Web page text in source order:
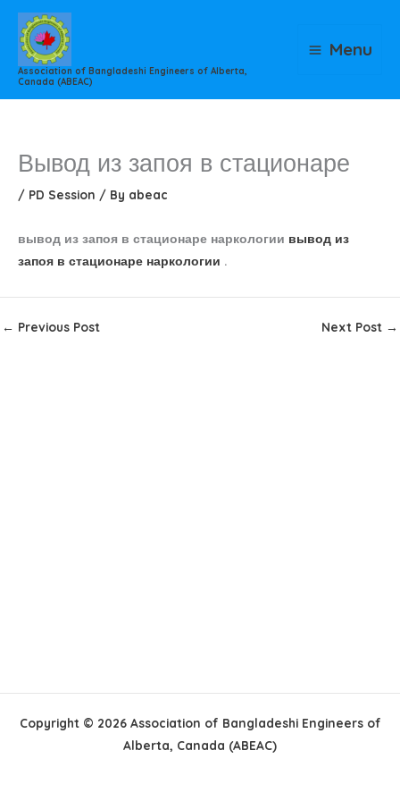
Skip
content
Association of Bangladeshi Engineers of Alberta,
Canada (ABEAC)
Menu
Вывод из запоя в стационаре
/ PD Session / By abeac
вывод из запоя в стационаре наркологии вывод из
запоя в стационаре наркологии .
← Previous Post Next Post →
Copyright © 2026 Association of Bangladeshi Engineers of
Alberta, Canada (ABEAC)